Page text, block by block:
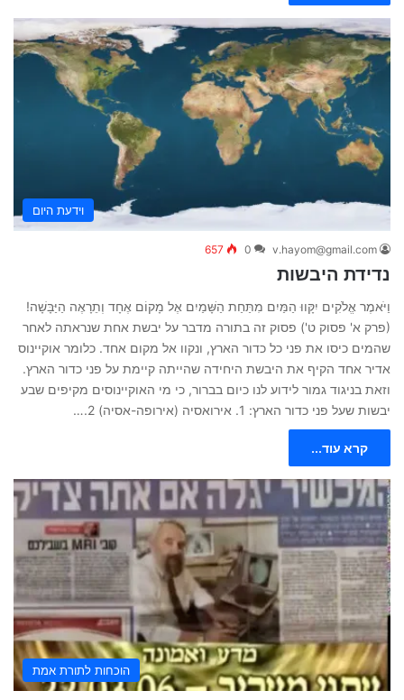
וידעת היום
v.hayom@gmail.com
0
657
נדידת היבשות
וַיֹּאמֶר אֱלֹקִים יִקָּווּ הַמַּיִם מִתַּחַת הַשָּׁמַיִם אֶל מָקוֹם אֶחָד וְתֵרָאֶה הַיַּבָּשָׁה!
(פרק א' פסוק ט') פסוק זה בתורה מדבר על יבשת אחת שנראתה לאחר
שהמים כיסו את פני כל כדור הארץ, ונקוו אל מקום אחד. כלומר אוקיינוס
אדיר אחד הקיף את היבשת היחידה שהייתה קיימת על פני כדור הארץ.
וזאת בניגוד גמור לידוע לנו כיום בברור, כי מי האוקיינוסים מקיפים שבע
יבשות שעל פני כדור הארץ: 1. אירואסיה (אירופה-אסיה) 2.…
קרא עוד...
הוכחות לתורת אמת